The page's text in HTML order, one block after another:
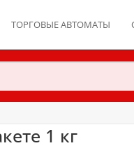
ТОРГОВЫЕ АВТОМАТЫ
1 кг